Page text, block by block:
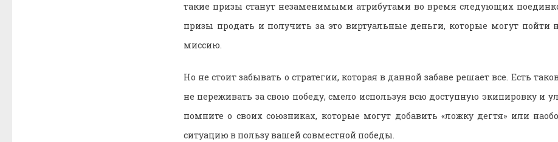
такие призы станут незаменимыми атрибутами во время следующих
призы продать и получить за это виртуальные деньги, которые могут пойти
миссию.
Но не стоит забывать о стратегии, которая в данной забаве решает все. Есть
не переживать за свою победу, смело используя всю доступную экипировку и
помните о своих союзниках, которые могут добавить «ложку дегтя» или
ситуацию в пользу вашей совместной победы.